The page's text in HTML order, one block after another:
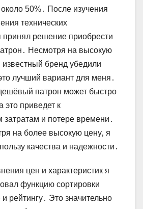
50%․ После изучения
технических
принял решение приобрести
Несмотря на высокую
известный бренд убедили
лучший вариант для меня․
патрон может быстро
это приведет к
затратам и потере времени․
на более высокую цену‚ я
качества и надежности․
цен и характеристик я
функцию сортировки
рейтингу․ Это значительно